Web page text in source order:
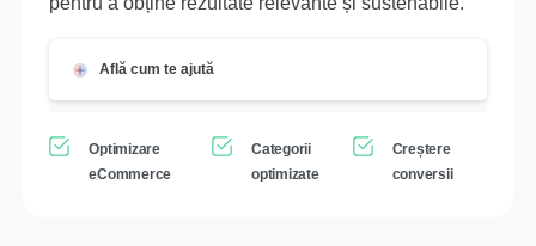
Află cum te ajută
Optimizare
eCommerce
Categorii
optimizate
Creștere
conversii